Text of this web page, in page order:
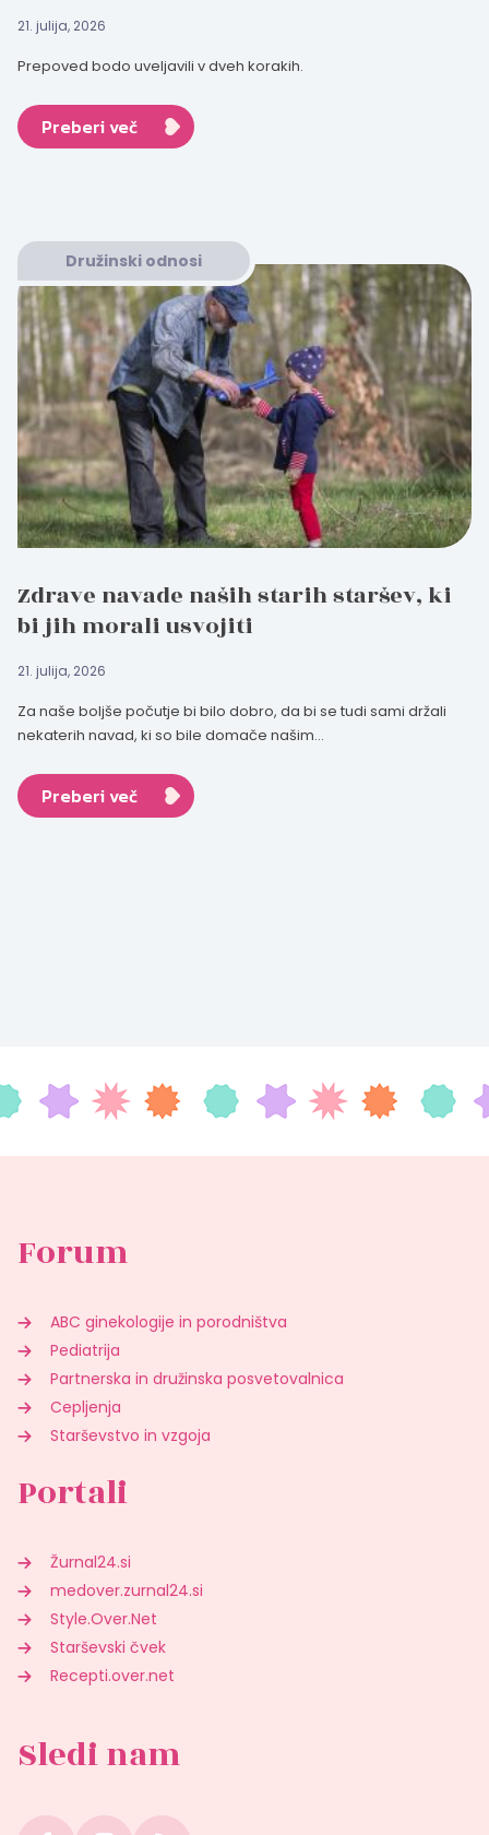
21. julija, 2026
Prepoved bodo uveljavili v dveh korakih.
Preberi več
Družinski odnosi
Zdrave navade naših starih staršev, ki
bi jih morali usvojiti
21. julija, 2026
Za naše boljše počutje bi bilo dobro, da bi se tudi sami držali
nekaterih navad, ki so bile domače našim...
Preberi več
Forum
ABC ginekologije in porodništva
Pediatrija
Partnerska in družinska posvetovalnica
Cepljenja
Starševstvo in vzgoja
Portali
Žurnal24.si
medover.zurnal24.si
Style.Over.Net
Starševski čvek
Recepti.over.net
Sledi nam